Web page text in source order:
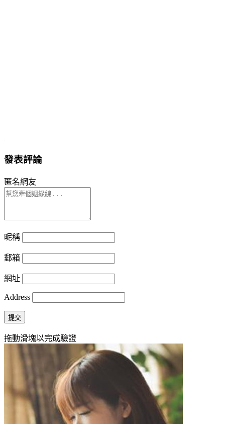
發表評論
匿名網友
昵稱
郵箱
網址
Address
提交
拖動滑塊以完成驗證